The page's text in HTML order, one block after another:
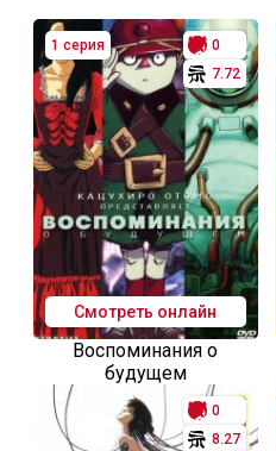
1 серия
0
7.72
Смотреть онлайн
Воспоминания о
будущем
0
8.27